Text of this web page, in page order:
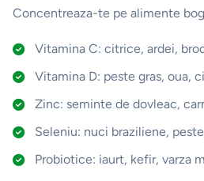
Concentreaza-te pe alimente
Vitamina C: citrice, ardei,
Vitamina D: peste gras, oua,
Zinc: seminte de dovleac,
Seleniu: nuci braziliene,
Probiotice: iaurt, kefir, varza